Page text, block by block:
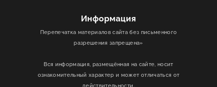
Информация
Перепечатка материалов сайта без письменного
разрешения запрещена»
Вся информация, размещённая на сайте, носит
ознакомительный характер и может отличаться от
действительности.